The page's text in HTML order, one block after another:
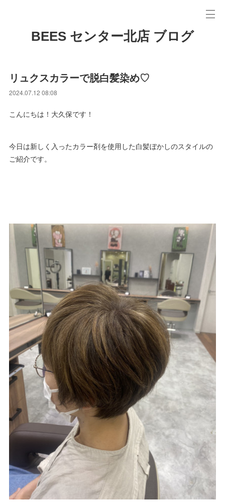
BEES センター北店 ブログ
リュクスカラーで脱白髪染め♡
2024.07.12 08:08
こんにちは！大久保です！
今日は新しく入ったカラー剤を使用した白髪ぼかしのスタイルの
ご紹介です。